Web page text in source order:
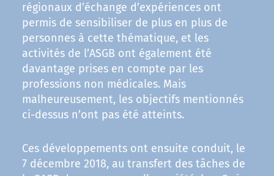
régionaux d’échange d’expériences ont
permis de sensibiliser de plus en plus de
personnes à cette thématique, et les
activités de l’ASGB ont également été
davantage prises en compte par les
professions non médicales. Mais
malheureusement, les objectifs mentionnés
ci-dessus n’ont pas été atteints.
Ces développements ont ensuite conduit, le
7 décembre 2018, au transfert des tâches de